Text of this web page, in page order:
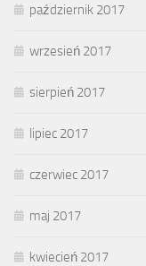
październik 2017
wrzesień 2017
sierpień 2017
lipiec 2017
czerwiec 2017
maj 2017
kwiecień 2017